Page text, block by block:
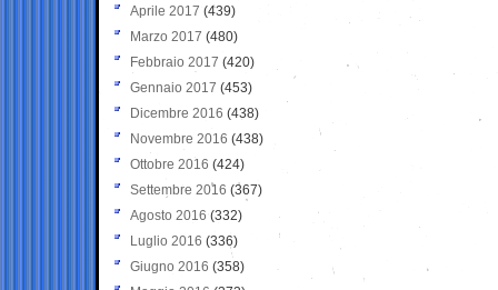
Aprile 2017 (439)
Marzo 2017 (480)
Febbraio 2017 (420)
Gennaio 2017 (453)
Dicembre 2016 (438)
Novembre 2016 (438)
Ottobre 2016 (424)
Settembre 2016 (367)
Agosto 2016 (332)
Luglio 2016 (336)
Giugno 2016 (358)